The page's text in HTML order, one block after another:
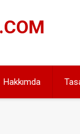
Hakkımda